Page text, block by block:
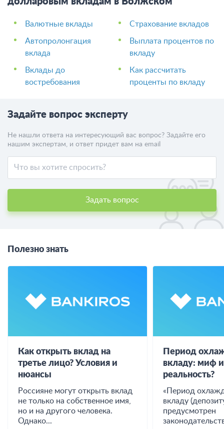
Валютные вклады
Автопролонгация
вклада
Вклады до
востребования
Страхование вкладов
Выплата процентов по
вкладу
Как рассчитать
проценты по вкладу
Задайте вопрос эксперту
Не нашли ответа на интересующий вас вопрос? Задайте его
нашим экспертам, и ответ придет вам на email
Задать вопрос
Полезно знать
Как открыть вклад на
третье лицо? Условия и
нюансы
Россияне могут открыть вклад
не только на собственное имя,
но и на другого человека.
Однако...
Период
вкладу: миф
реальность?
«Период
вкладу
предусмотрен